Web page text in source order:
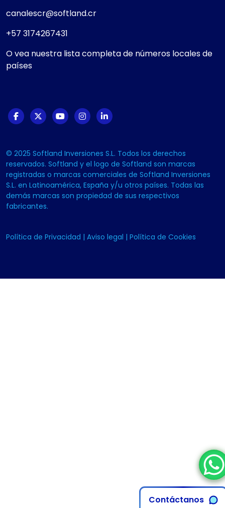
Contáctanos
canalescr@softland.cr
+57 3174267431
O vea nuestra lista completa de números locales de
países
© 2025 Softland Inversiones S.L. Todos los derechos
reservados. Softland y el logo de Softland son marcas
registradas o marcas comerciales de Softland Inversiones
S.L. en Latinoamérica, España y/u otros países. Todas las
demás marcas son propiedad de sus respectivos
fabricantes.
Política de Privacidad | Aviso legal | Política de Cookies